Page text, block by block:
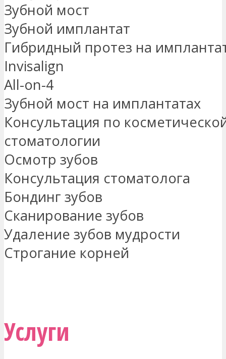
Зубной мост
Зубной имплантат
Гибридный протез на
Invisalign
All-on-4
Зубной мост на имплантатах
Консультация по
стоматологии
Осмотр зубов
Консультация стоматолога
Бондинг зубов
Сканирование зубов
Удаление зубов мудрости
Строгание корней
Услуги